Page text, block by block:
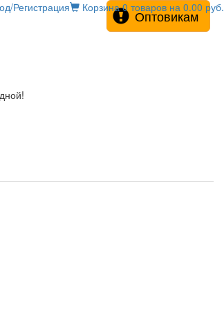
Регистрация Корзина 0 товаров на 0.00 руб.
Оптовикам